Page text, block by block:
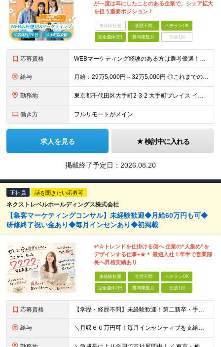
が一度は耳にしたことのある企業で、シェア拡大
を担う重要ポジション！
未経験歓迎 学歴不問 ベテランOK
完全週休2日 賞与複数月 面接1回
応募資格 WEBマーケティング経験のある方は選考優遇！人物重視の採用です◎ 【必須条件】 ◎WEB広告の企画～運用までのご経験（年数不問） ◎Google Analytics 4（GA4）を使用したアクセス解
給与 月給：29万5,000円～32万5,000円 ◎これまでの経験と能力を考慮の上、決定します！ ☆明確な評価制度とキャリア形成 当社では個人の頑張りを反映する明確な評価制度を設けています。将来にわた
勤務地 東京都千代田区大手町2-3-2 大手町プレイス イーストタワー6階
働き方 フルリモートがメイン
求人を見る 検討中に入れる
掲載終了予定日： 2026.08.20
正社員 話を聞きたい応募可
ネクストレベルホールディングス株式会社
【集客マーケティングコンサル】未経験歓迎◆月給60万円も可◆
研修終了祝い金あり◆毎月インセンあり◆初掲載
+*☆トレンドを仕掛ける側へ 企業の“⼈集め”を
デザインする仕事+★＊ 最短⼊社１年半で営業部
⻑へ昇格実績あり
未経験歓迎 学歴不問 ベテランOK
完全週休2日 賞与複数月 面接1回
応募資格 【学歴・経歴不問】未経験歓迎！第⼆新卒・⼿に職をつけたい・新たな挑戦者⼤歓迎！⼈柄・意欲重視の採⽤♪ ＼これまでの経験・スキルは⼀切不問／ 新たな⼀歩を全⼒で応援します！ ★経歴・学歴不問 ★未経
給与 ＼⽉収６０万円可！毎⽉インセンティブを⽀給／ ⽉給３０万円〜+ダブルインセンティブ（個⼈+⽀店達成率に応じて） ※営業⼿当含む ▼下記固定残業代を含みます ・関東圏：5万8000円〜（⽉36h分）＋